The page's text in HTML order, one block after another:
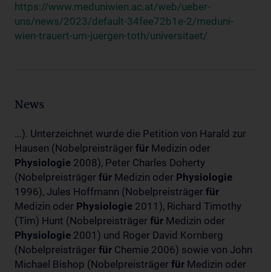
https://www.meduniwien.ac.at/web/ueber-
uns/news/2023/default-34fee72b1e-2/meduni-
wien-trauert-um-juergen-toth/universitaet/
News
...). Unterzeichnet wurde die Petition von Harald zur
Hausen (Nobelpreisträger für Medizin oder
Physiologie 2008), Peter Charles Doherty
(Nobelpreisträger für Medizin oder Physiologie
1996), Jules Hoffmann (Nobelpreisträger für
Medizin oder Physiologie 2011), Richard Timothy
(Tim) Hunt (Nobelpreisträger für Medizin oder
Physiologie 2001) und Roger David Kornberg
(Nobelpreisträger für Chemie 2006) sowie von John
Michael Bishop (Nobelpreisträger für Medizin oder